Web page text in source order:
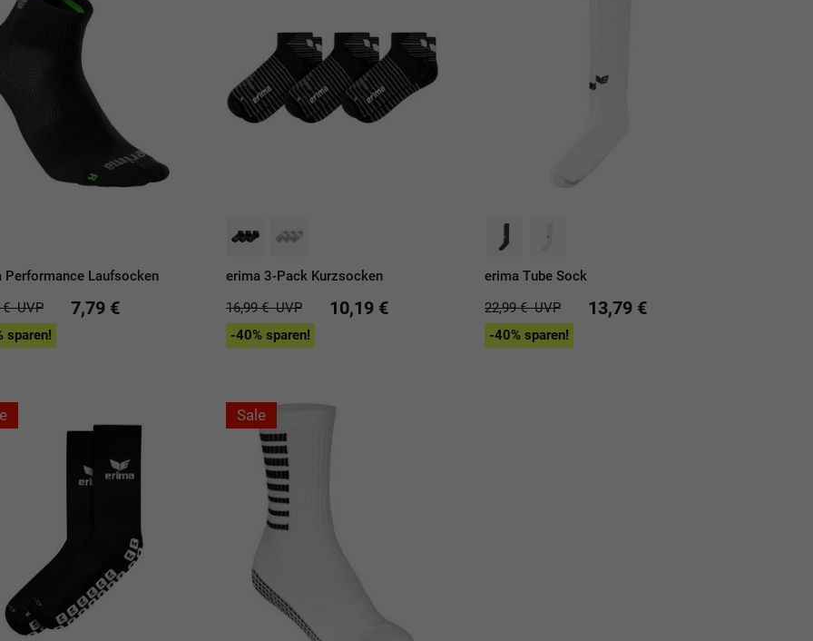
Performance Laufsocken
€UVP 7,79 €
sparen!
erima 3-Pack Kurzsocken
16,99 €UVP 10,19 €
-40% sparen!
erima Tube Sock
22,99 €UVP 13,79 €
-40% sparen!
Sale